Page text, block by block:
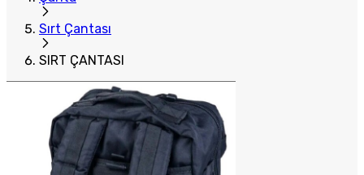
Sırt Çantası
SIRT ÇANTASI